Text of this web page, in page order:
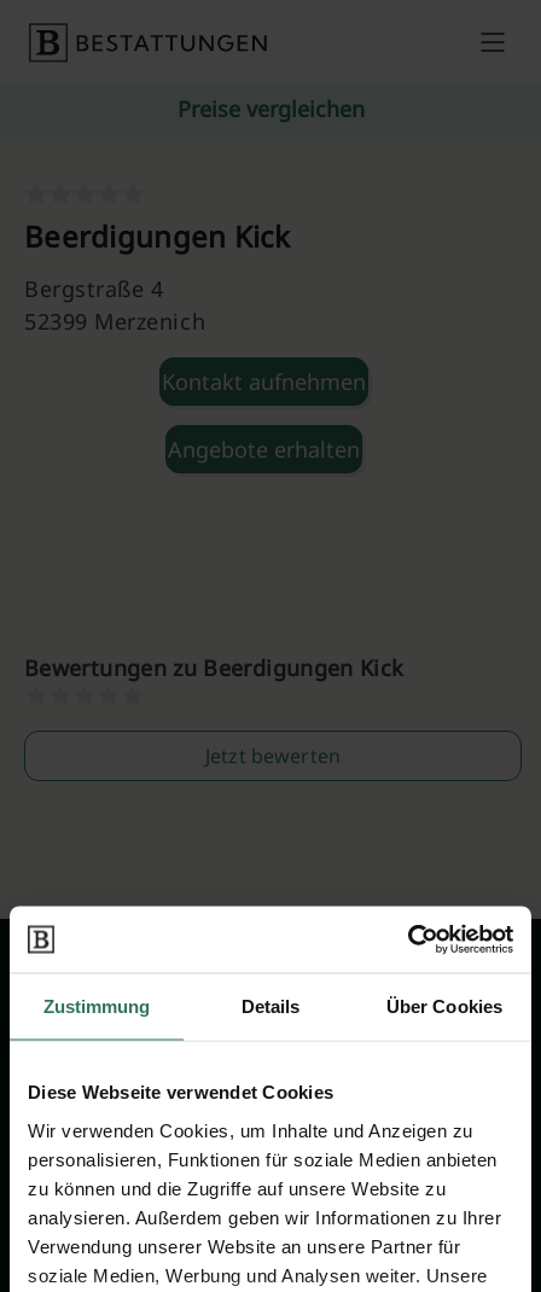
Zustimmung Details Über Cookies
Diese Webseite verwendet Cookies
Wir verwenden Cookies, um Inhalte und Anzeigen zu
personalisieren, Funktionen für soziale Medien anbieten
zu können und die Zugriffe auf unsere Website zu
analysieren. Außerdem geben wir Informationen zu Ihrer
Verwendung unserer Website an unsere Partner für
soziale Medien, Werbung und Analysen weiter. Unsere
Preise vergleichen
Beerdigungen Kick
Bergstraße 4
52399 Merzenich
Kontakt aufnehmen
Angebote erhalten
Bewertungen zu Beerdigungen Kick
Jetzt bewerten
Wir sind Ihr Ansprechpartner rund
Vorsorge.
Jetzt beraten lassen
FÜR SIE
FÜR BESTATTER